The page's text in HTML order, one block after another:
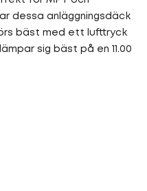
dessa anläggningsdäck
bäst med ett lufttryck
sig bäst på en 11.00